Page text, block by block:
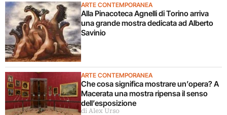
ARTE CONTEMPORANEA
Alla Pinacoteca Agnelli di Torino arriva
una grande mostra dedicata ad Alberto
Savinio
ARTE CONTEMPORANEA
Che cosa significa mostrare un’opera? A
Macerata una mostra ripensa il senso
dell’esposizione
di Alex Urso